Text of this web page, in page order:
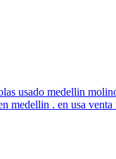
usado medellin
medellin . en usa venta